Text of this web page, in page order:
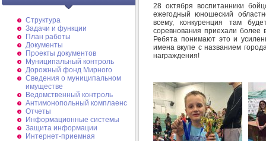
Структура
Задачи и функции
План работы
Документы
Проекты документов
Муниципальный контроль
Дорожный фонд Мирного
Cведения о муниципальном
имуществе
Ведомственный контроль
Антимонопольный комплаенс
Отчеты
Информационные системы
Защита информации
Интернет-приемная
28 октября воспитанники
ежегодный юношеский
всему, конкуренция там
соревнования приехали более
Ребята понимают это и
имена вкупе с названием
награждения!